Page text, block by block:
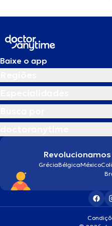
Baixe o app
GréciaBélgicaMéxico